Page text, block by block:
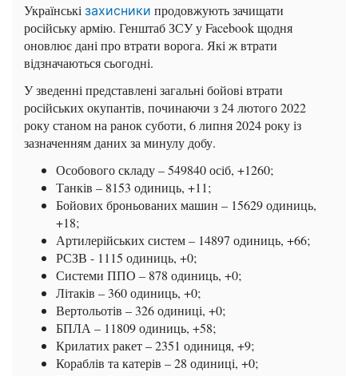
Українські захисники продовжують зачищати
російську армію. Генштаб ЗСУ у Facebook щодня
оновлює дані про втрати ворога. Які ж втрати
відзначаються сьогодні.
У зведенні представлені загальні бойові втрати
російських окупантів, починаючи з 24 лютого 2022
року станом на ранок суботи, 6 липня 2024 року із
зазначенням даних за минулу добу.
Особового складу – 549840 осіб, +1260;
Танків – 8153 одиниць, +11;
Бойових броньованих машин – 15629 одиниць,
+18;
Артилерійських систем – 14897 одиниць, +66;
РСЗВ - 1115 одиниць, +0;
Системи ППО – 878 одиниць, +0;
Літаків – 360 одиниць, +0;
Вертольотів – 326 одиниці, +0;
БПЛА – 11809 одиниць, +58;
Крилатих ракет – 2351 одиниця, +9;
Кораблів та катерів – 28 одиниці, +0;